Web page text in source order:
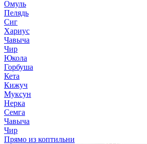
Омуль
Пелядь
Сиг
Хариус
Чавыча
Чир
Юкола
Горбуша
Кета
Кижуч
Муксун
Нерка
Семга
Чавыча
Чир
Прямо из коптильни